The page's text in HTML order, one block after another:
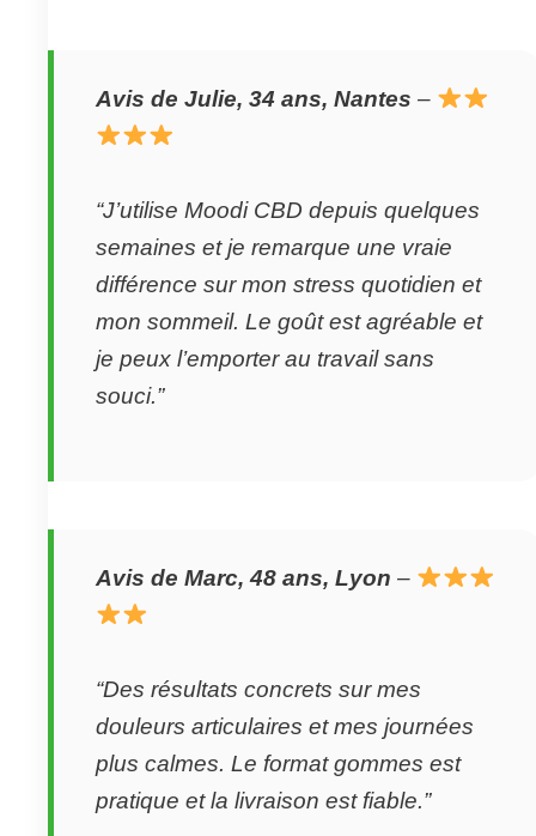
Avis de Julie, 34 ans, Nantes –
“J’utilise Moodi CBD depuis quelques
semaines et je remarque une vraie
différence sur mon stress quotidien et
mon sommeil. Le goût est agréable et
je peux l’emporter au travail sans
souci.”
Avis de Marc, 48 ans, Lyon –
“Des résultats concrets sur mes
douleurs articulaires et mes journées
plus calmes. Le format gommes est
pratique et la livraison est fiable.”